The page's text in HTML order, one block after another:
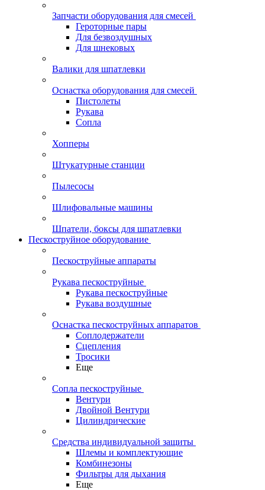
Запчасти оборудования для смесей
Героторные пары
Для безвоздушных
Для шнековых
Валики для шпатлевки
Оснастка оборудования для смесей
Пистолеты
Рукава
Сопла
Хопперы
Штукатурные станции
Пылесосы
Шлифовальные машины
Шпатели, боксы для шпатлевки
Пескоструйное оборудование
Пескоструйные аппараты
Рукава пескоструйные
Рукава пескоструйные
Рукава воздушные
Оснастка пескоструйных аппаратов
Соплодержатели
Сцепления
Тросики
Еще
Сопла пескоструйные
Вентури
Двойной Вентури
Цилиндрические
Средства индивидуальной защиты
Шлемы и комплектующие
Комбинезоны
Фильтры для дыхания
Еще